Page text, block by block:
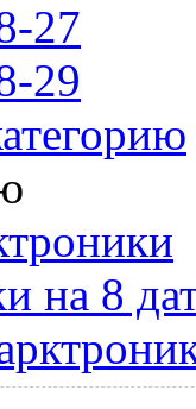
27
29
на 8